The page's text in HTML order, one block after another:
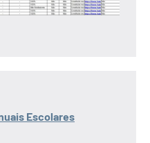
Escolares